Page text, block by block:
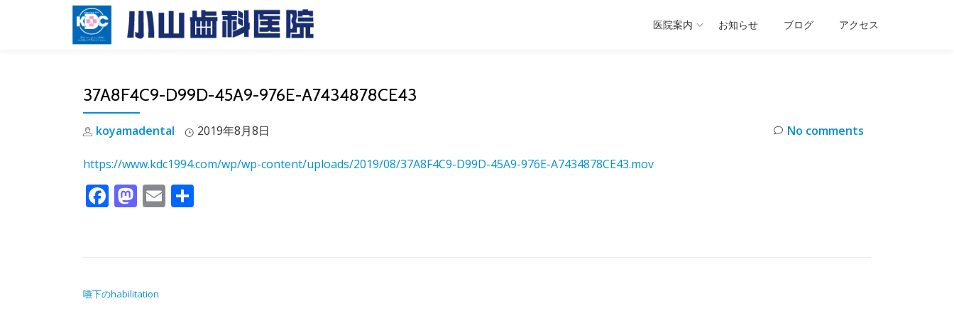
医院案内 お知らせ ブログ アクセス
37A8F4C9-D99D-45A9-976E-A7434878CE43
koyamadental 2019年8月8日 No comments
https://www.kdc1994.com/wp/wp-content/uploads/2019/08/37A8F4C9-D99D-45A9-976E-A7434878CE43.mov
FacebookMastodon
Email
嚥下のhabilitation